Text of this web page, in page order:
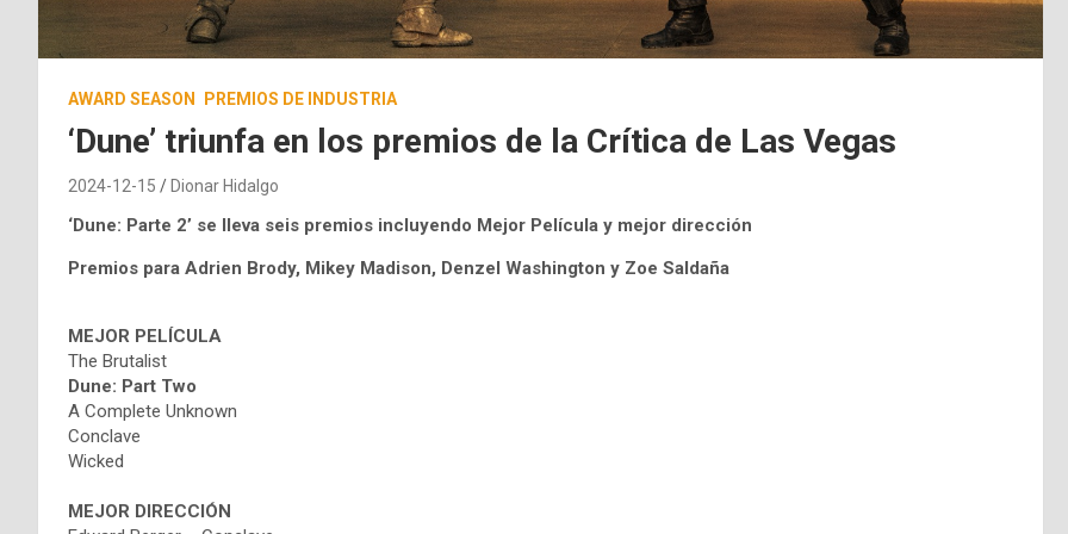
AWARD SEASON PREMIOS DE INDUSTRIA
‘Dune’ triunfa en los premios de la Crítica de Las Vegas
2024-12-15 Dionar Hidalgo
‘Dune: Parte 2’ se lleva seis premios incluyendo Mejor Película y mejor dirección
Premios para Adrien Brody, Mikey Madison, Denzel Washington y Zoe Saldaña
MEJOR PELÍCULA
The Brutalist
Dune: Part Two
A Complete Unknown
Conclave
Wicked
MEJOR DIRECCIÓN